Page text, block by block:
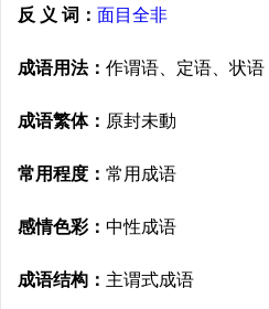
反 义 词： 面目全非
成语用法： 作谓语、定语、状
成语繁体： 原封未動
常用程度： 常用成语
感情色彩： 中性成语
成语结构： 主谓式成语